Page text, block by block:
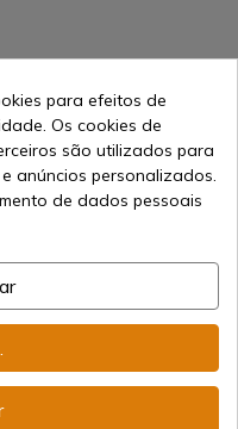
para efeitos de
Os cookies de
são utilizados para
anúncios personalizados.
de dados pessoais